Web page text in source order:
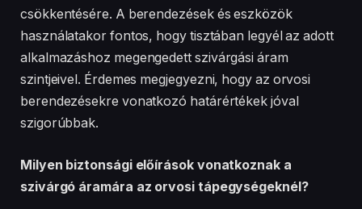
csökkentésére. A berendezések és eszközök
használatakor fontos, hogy tisztában legyél az adott
alkalmazáshoz megengedett szivárgási áram
szintjeivel. Érdemes megjegyezni, hogy az orvosi
berendezésekre vonatkozó határértékek jóval
szigorúbbak.
Milyen biztonsági előírások vonatkoznak a
szivárgó áramára az orvosi tápegységeknél?